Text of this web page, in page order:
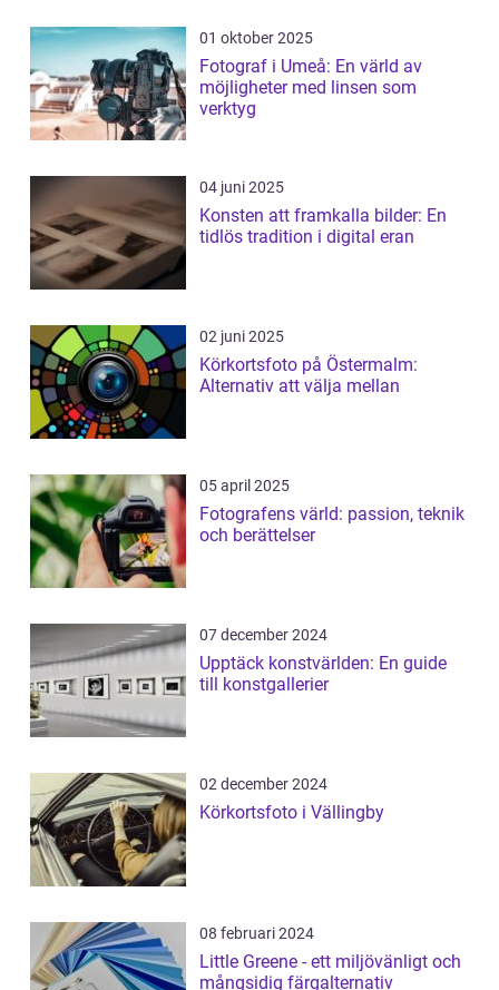
01 oktober 2025
Fotograf i Umeå: En värld av
möjligheter med linsen som
verktyg
04 juni 2025
Konsten att framkalla bilder: En
tidlös tradition i digital eran
02 juni 2025
Körkortsfoto på Östermalm:
Alternativ att välja mellan
05 april 2025
Fotografens värld: passion, teknik
och berättelser
07 december 2024
Upptäck konstvärlden: En guide
till konstgallerier
02 december 2024
Körkortsfoto i Vällingby
08 februari 2024
Little Greene - ett miljövänligt och
mångsidig färgalternativ